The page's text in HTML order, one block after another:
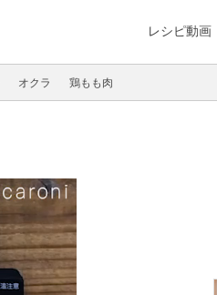
レシピ動画
オクラ 鶏もも肉